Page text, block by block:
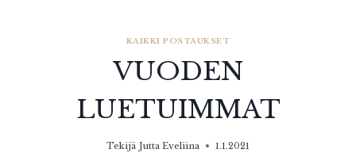
KAIKKI POSTAUKSET
VUODEN
LUETUIMMAT
Tekijä Jutta Eveliina 1.1.2021